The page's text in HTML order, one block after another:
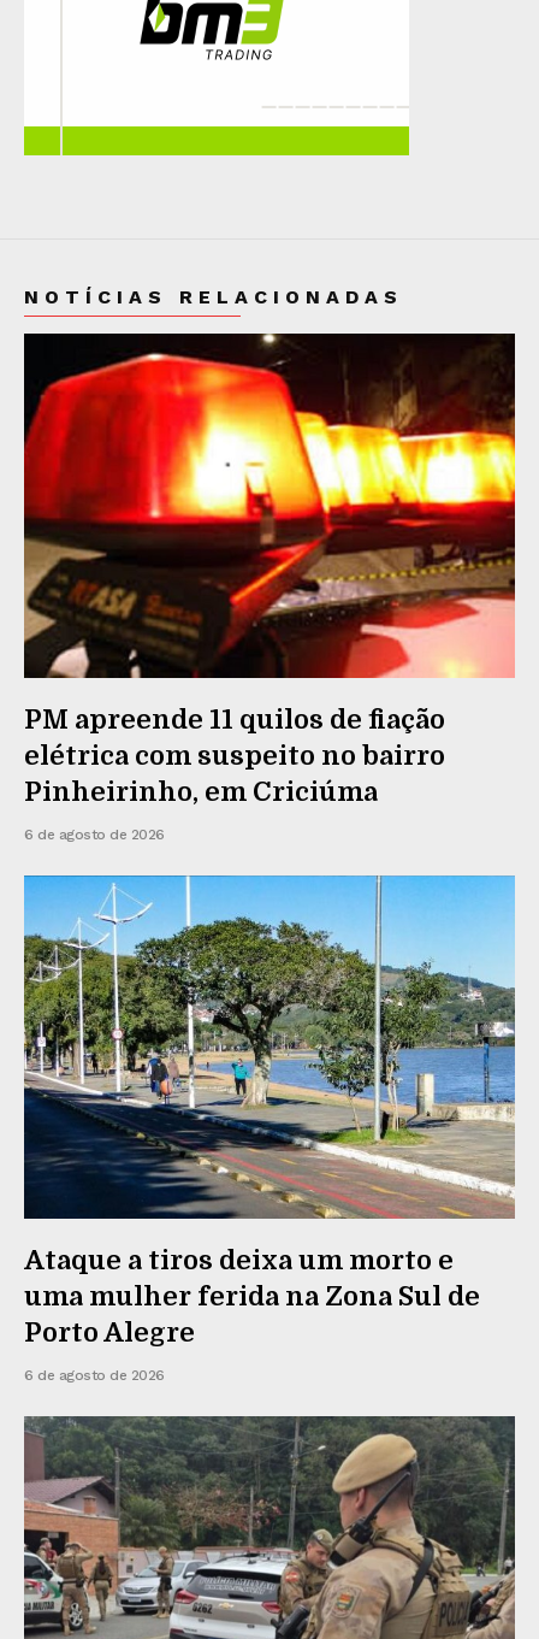
NOTÍCIAS RELACIONADAS
PM apreende 11 quilos de fiação
elétrica com suspeito no bairro
Pinheirinho, em Criciúma
6 de agosto de 2026
Ataque a tiros deixa um morto e
uma mulher ferida na Zona Sul de
Porto Alegre
6 de agosto de 2026